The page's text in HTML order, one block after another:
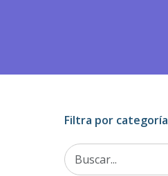
Filtra por categoría